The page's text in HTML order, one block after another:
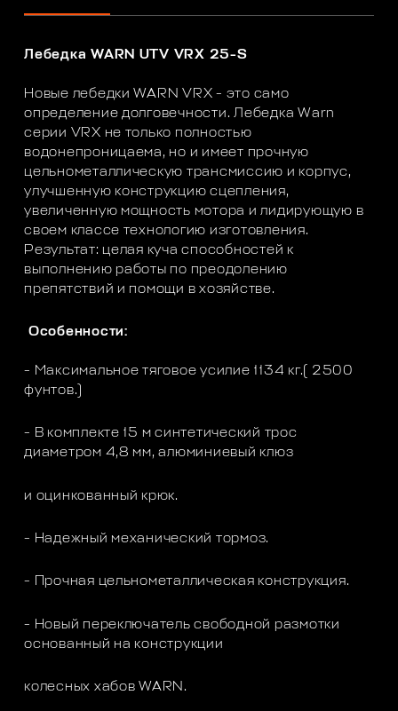
Лебедка WARN UTV VRX 25-S
Новые лебедки WARN VRX - это само
определение долговечности. Лебедка Warn
серии VRX не только полностью
водонепроницаема, но и имеет прочную
цельнометаллическую трансмиссию и корпус,
улучшенную конструкцию сцепления,
увеличенную мощность мотора и лидирующую в
своем классе технологию изготовления.
Результат: целая куча способностей к
выполнению работы по преодолению
препятствий и помощи в хозяйстве.
Особенности:
- Максимальное тяговое усилие 1134 кг.( 2500
фунтов.)
- В комплекте 15 м синтетический трос
диаметром 4,8 мм, алюминиевый клюз
и оцинкованный крюк.
- Надежный механический тормоз.
- Прочная цельнометаллическая конструкция.
- Новый переключатель свободной размотки
основанный на конструкции
колесных хабов WARN.